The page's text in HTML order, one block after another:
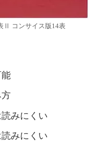
Ⅱ コンサイス版14表
みにくい
みにくい